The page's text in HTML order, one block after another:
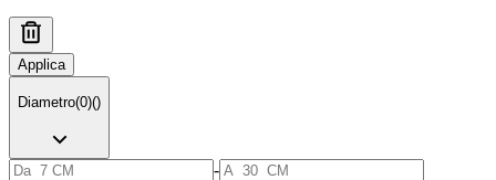
Applica
Diametro(0)()
-